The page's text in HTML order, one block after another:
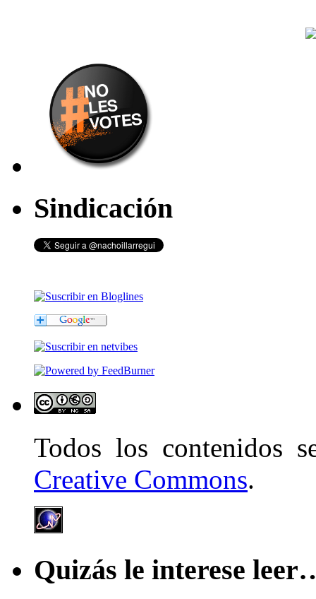
Sindicación
Todos los contenidos
Creative Commons.
Quizás le interese